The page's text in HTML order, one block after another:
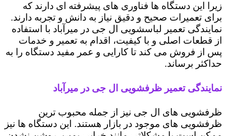
زیرا این دستگاه ها فناوری های پیشرفته ای دارند که
برای تعمیرات صحیح و دقیق نیاز به دانش و تجربه دارند.
نمایندگی تعمیر لباسشویی ال جی در میرآباد با استفاده
از قطعات اصلی و با کیفیت، اقدام به تعمیر و خدمات
پس از فروش می کند تا کارایی و عمر مفید دستگاه را به
حداکثر برساند.
نمایندگی تعمیر ظرفشویی ال جی در میرآباد
ظرفشویی های ال جی نیز از جمله محبوب ترین
ظرفشویی های موجود در بازار هستند. این دستگاه ها نیز